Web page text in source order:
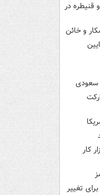
قنیطره در
و خائن
سعودی
کار
تغییر